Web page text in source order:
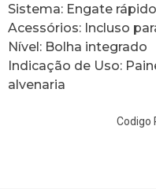
Sistema: Engate
Acessórios: Incluso
Nível: Bolha integrado
Indicação de Uso:
alvenaria
Codigo